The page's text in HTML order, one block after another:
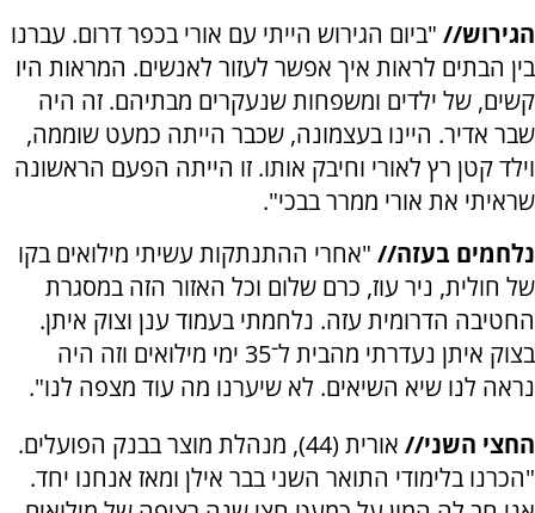
הגירוש// "ביום הגירוש הייתי עם אורי בכפר דרום. עברנו
בין הבתים לראות איך אפשר לעזור לאנשים. המראות היו
קשים, של ילדים ומשפחות שנעקרים מבתיהם. זה היה
שבר אדיר. היינו בעצמונה, שכבר הייתה כמעט שוממה,
וילד קטן רץ לאורי וחיבק אותו. זו הייתה הפעם הראשונה
שראיתי את אורי ממרר בבכי".
נלחמים בעזה// "אחרי ההתנתקות עשיתי מילואים בקו
של חולית, ניר עוז, כרם שלום וכל האזור הזה במסגרת
החטיבה הדרומית עזה. נלחמתי בעמוד ענן וצוק איתן.
בצוק איתן נעדרתי מהבית ל־35 ימי מילואים וזה היה
נראה לנו שיא השיאים. לא שיערנו מה עוד מצפה לנו".
החצי השני//
אורית (44), מנהלת מוצר בבנק הפועלים.
"הכרנו בלימודי התואר השני בבר אילן ומאז אנחנו יחד.